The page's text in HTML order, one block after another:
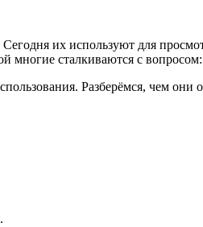
их используют для
сталкиваются с
Разберёмся, чем